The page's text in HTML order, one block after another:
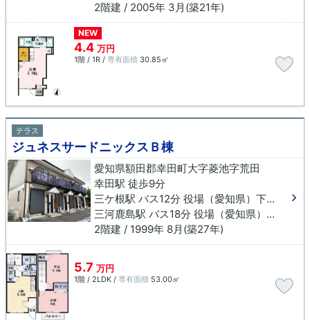
2階建 / 2005年 3月(築21年)
NEW
4.4 万円
1階 / 1R / 専有面積 30.85㎡
テラス
ジュネスサードニックスＢ棟
愛知県額田郡幸田町大字菱池字荒田
幸田駅 徒歩9分
三ケ根駅 バス12分 役場（愛知県）下車 徒歩3分
三河鹿島駅 バス18分 役場（愛知県）下車 徒歩3分
2階建 / 1999年 8月(築27年)
5.7 万円
1階 / 2LDK / 専有面積 53.00㎡